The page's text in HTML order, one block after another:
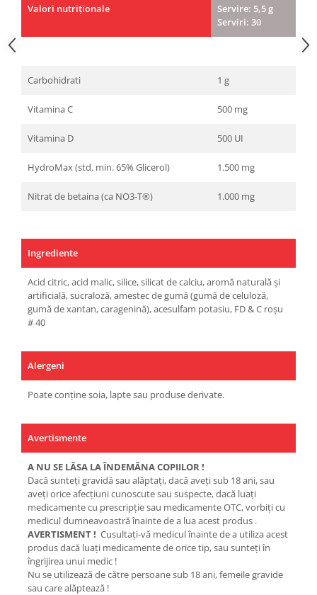
Valori nutriționale
Servire: 5,5 g
Serviri: 30
Carbohidrati 1 g
Vitamina C 500 mg
Vitamina D 500 UI
HydroMax (std. min. 65% Glicerol) 1.500 mg
Nitrat de betaina (ca NO3-T®) 1.000 mg
Ingrediente
Acid citric, acid malic, silice, silicat de calciu, aromă naturală și
artificială, sucraloză, amestec de gumă (gumă de celuloză,
gumă de xantan, caragenină), acesulfam potasiu, FD & C roșu
# 40
Alergeni
Poate conține soia, lapte sau produse derivate.
Avertismente
A NU SE LĂSA LA ÎNDEMÂNA COPIILOR !
Dacă sunteți gravidă sau alăptați, dacă aveți sub 18 ani, sau
aveți orice afecțiuni cunoscute sau suspecte, dacă luați
medicamente cu prescripție sau medicamente OTC, vorbiți cu
medicul dumneavoastră înainte de a lua acest produs .
AVERTISMENT ! Cusultați-vă medicul înainte de a utiliza acest
produs dacă luați medicamente de orice tip, sau sunteți în
îngrijirea unui medic !
Nu se utilizează de către persoane sub 18 ani, femeile gravide
sau care alăptează !